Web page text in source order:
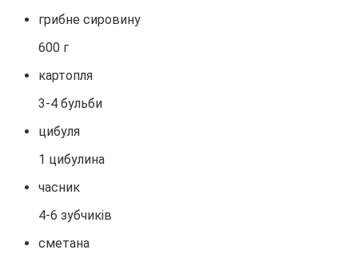
грибне сировину
600 г
картопля
3-4 бульби
цибуля
1 цибулина
часник
4-6 зубчиків
сметана